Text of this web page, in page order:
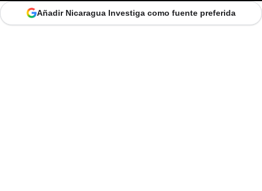
Añadir Nicaragua Investiga como fuente preferida